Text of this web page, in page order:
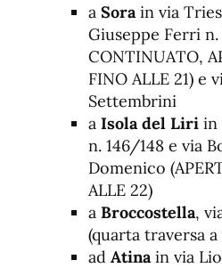
a Sora in via
Giuseppe Ferri n.
CONTINUATO,
FINO ALLE 21) e
Settembrini
a Isola del Liri in
n. 146/148 e via
Domenico
ALLE 22)
a Broccostella,
(quarta traversa
ad Atina in via